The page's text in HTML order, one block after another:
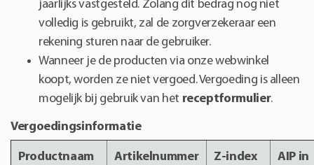
jaarlijks vastgesteld. Zolang dit bedrag nog niet
volledig is gebruikt, zal de zorgverzekeraar een
rekening sturen naar de gebruiker.
Wanneer je de producten via onze webwinkel
koopt, worden ze niet vergoed. Vergoeding is alleen
mogelijk bij gebruik van het receptformulier.
Vergoedingsinformatie
Productnaam Artikelnummer
Z-index
AIP in